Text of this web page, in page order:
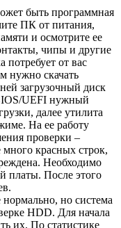
быть программная
ПК от питания,
и осмотрите ее
чипы и другие
от вас
нужно скачать
загрузочный диск
UEFI нужный
далее утилита
На ее работу
проверки –
много красных строк,
Необходимо
платы. После этого
но система
HDD. Для начала
их. По статистике